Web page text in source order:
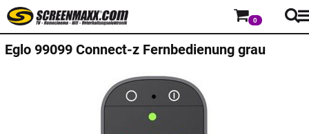
0
Eglo 99099 Connect-z Fernbedienung grau